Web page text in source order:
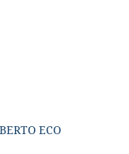
ECO